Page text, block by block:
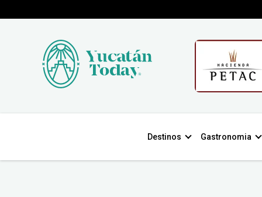
Destinos Gastronomia